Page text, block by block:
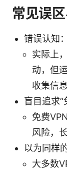
常见误
错误认知
实际上
动，但
收集信息
盲目追求“
免费
风险，
以为同样
大多数